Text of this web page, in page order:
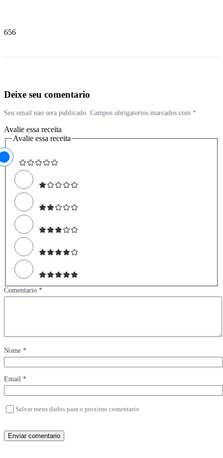
656
Deixe seu comentario
Seu email nao sera publicado. Campos obrigatorios marcados com *
Avalie essa receita
Avalie essa receita
Comentario *
Nome *
Email *
Salvar meus dados para o proximo comentario
Enviar comentario